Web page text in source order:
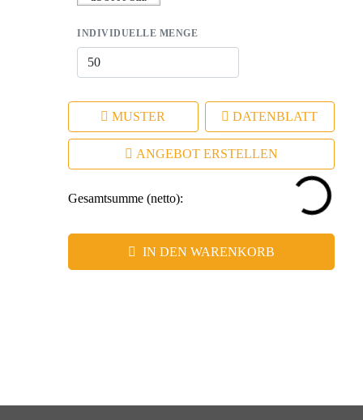
INDIVIDUELLE MENGE
MUSTER DATENBLATT
ANGEBOT ERSTELLEN
Gesamtsumme (netto):
IN DEN WARENKORB